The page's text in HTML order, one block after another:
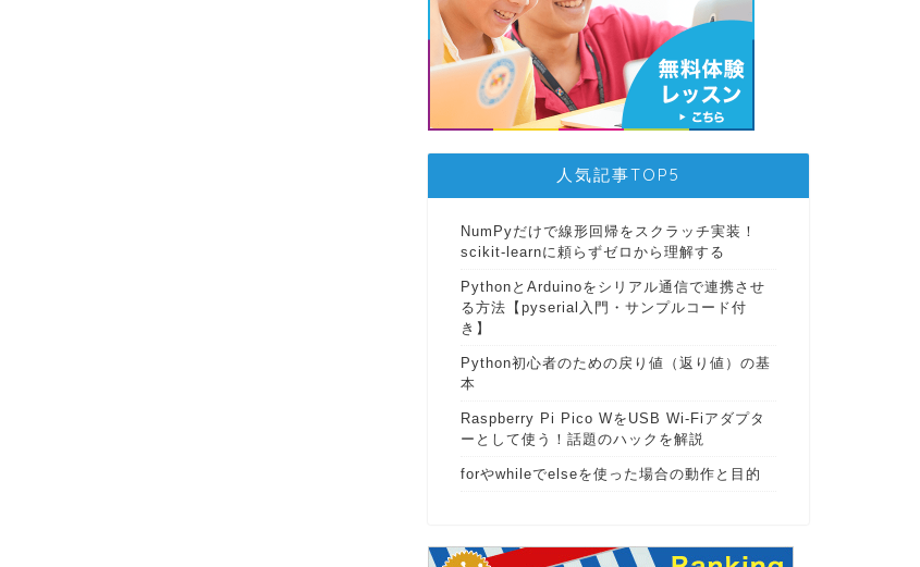
人気記事TOP5
NumPyだけで線形回帰をスクラッチ実装！
scikit-learnに頼らずゼロから理解する
PythonとArduinoをシリアル通信で連携させ
る方法【pyserial入門・サンプルコード付
き】
Python初心者のための戻り値（返り値）の基
本
Raspberry Pi Pico WをUSB Wi-Fiアダプタ
ーとして使う！話題のハックを解説
forやwhileでelseを使った場合の動作と目的